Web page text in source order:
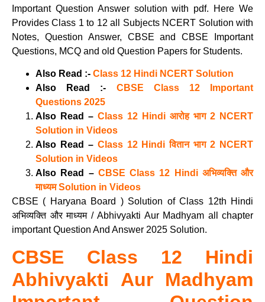
Important Question Answer solution with pdf. Here We
Provides Class 1 to 12 all Subjects NCERT Solution with
Notes, Question Answer, CBSE and CBSE Important
Questions, MCQ and old Question Papers for Students.
Also Read :- Class 12 Hindi NCERT Solution
Also Read :- CBSE Class 12 Important
Questions 2025
Also Read – Class 12 Hindi आरोह भाग 2 NCERT
Solution in Videos
Also Read – Class 12 Hindi वितान भाग 2 NCERT
Solution in Videos
Also Read – CBSE Class 12 Hindi अभिव्यक्ति और
माध्यम Solution in Videos
CBSE ( Haryana Board ) Solution of Class 12th Hindi
अभिव्यक्ति और माध्यम / Abhivyakti Aur Madhyam all chapter
important Question And Answer 2025 Solution.
CBSE Class 12 Hindi
Abhivyakti Aur Madhyam